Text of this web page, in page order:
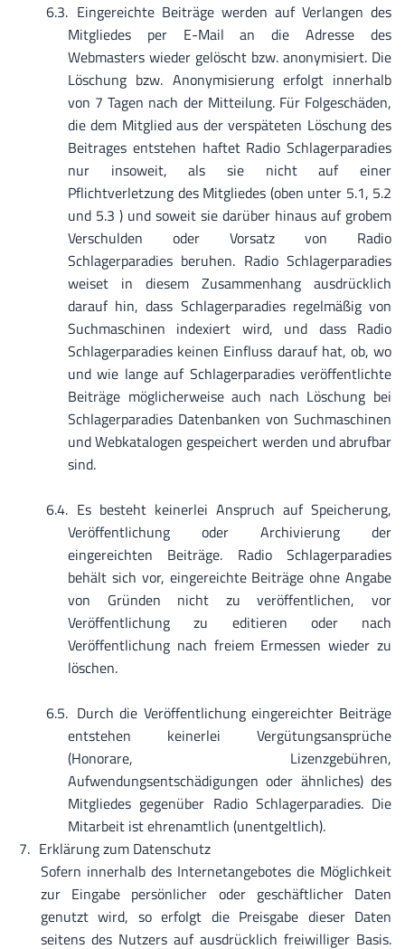
Eingereichte Beiträge werden auf Verlangen des
Mitgliedes per E-Mail an die Adresse des
Webmasters wieder gelöscht bzw. anonymisiert. Die
Löschung bzw. Anonymisierung erfolgt innerhalb
von 7 Tagen nach der Mitteilung. Für Folgeschäden,
die dem Mitglied aus der verspäteten Löschung des
Beitrages entstehen haftet Radio Schlagerparadies
nur insoweit, als sie nicht auf einer
Pflichtverletzung des Mitgliedes (oben unter 5.1, 5.2
und 5.3 ) und soweit sie darüber hinaus auf grobem
Verschulden oder Vorsatz von Radio
Schlagerparadies beruhen. Radio Schlagerparadies
weiset in diesem Zusammenhang ausdrücklich
darauf hin, dass Schlagerparadies regelmäßig von
Suchmaschinen indexiert wird, und dass Radio
Schlagerparadies keinen Einfluss darauf hat, ob, wo
und wie lange auf Schlagerparadies veröffentlichte
Beiträge möglicherweise auch nach Löschung bei
Schlagerparadies Datenbanken von Suchmaschinen
und Webkatalogen gespeichert werden und abrufbar
sind.
Es besteht keinerlei Anspruch auf Speicherung,
Veröffentlichung oder Archivierung der
eingereichten Beiträge. Radio Schlagerparadies
behält sich vor, eingereichte Beiträge ohne Angabe
von Gründen nicht zu veröffentlichen, vor
Veröffentlichung zu editieren oder nach
Veröffentlichung nach freiem Ermessen wieder zu
löschen.
Durch die Veröffentlichung eingereichter Beiträge
entstehen keinerlei Vergütungsansprüche
(Honorare, Lizenzgebühren,
Aufwendungsentschädigungen oder ähnliches) des
Mitgliedes gegenüber Radio Schlagerparadies. Die
Mitarbeit ist ehrenamtlich (unentgeltlich).
Erklärung zum Datenschutz
Sofern innerhalb des Internetangebotes die Möglichkeit
zur Eingabe persönlicher oder geschäftlicher Daten
genutzt wird, so erfolgt die Preisgabe dieser Daten
seitens des Nutzers auf ausdrücklich freiwilliger Basis.